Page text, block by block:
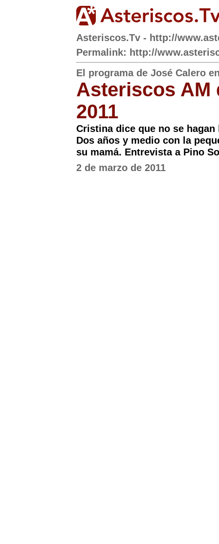
Asteriscos.Tv - http://
Permalink: http://
El programa de José Calero
Asteriscos AM
2011
Cristina dice que no se
Dos años y medio con la
su mamá. Entrevista a Pino
2 de marzo de 2011